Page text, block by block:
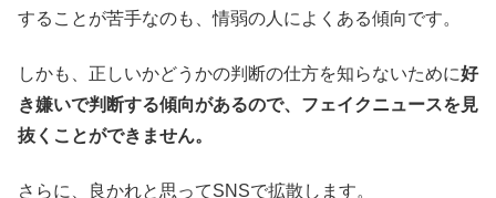
することが苦手なのも、情弱の人によくある傾向です。
しかも、正しいかどうかの判断の仕方を知らないために好
き嫌いで判断する傾向があるので、フェイクニュースを見
抜くことができません。
さらに、良かれと思ってSNSで拡散します。